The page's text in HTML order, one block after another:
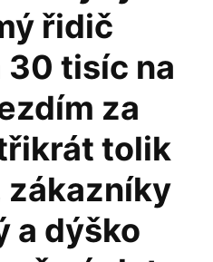
řidič
30 tisíc na
za
tolik
zákazníky
a dýško